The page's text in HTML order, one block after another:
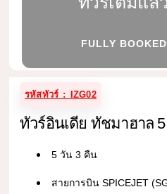
FULLY BOOKED
รหัสทัวร์ : IZG02
ทัวร์อินเดีย ทัชมาฮาล
5 วัน 3 คืน
สายการบิน SPICEJET